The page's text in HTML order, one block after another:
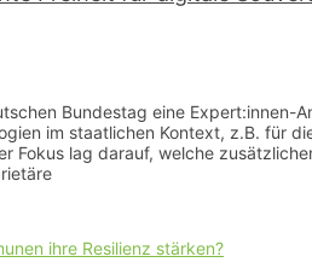
Bundestag eine Expert:innen-
im staatlichen Kontext, z.B. für
Fokus lag darauf, welche